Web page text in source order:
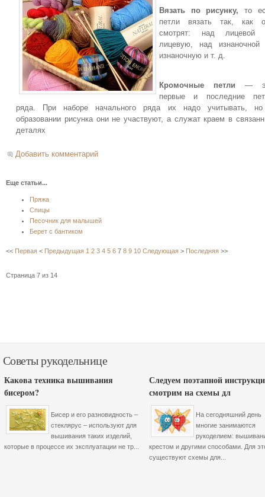
Вязать по рисунку, то
петли вязать так, как
смотрят: над
лицевую, над
изнаночную и т. д.
Кромочные петли —
первые и последние
ряда. При наборе начального ряда их надо учитывать,
образовании рисунка они не участвуют, а служат краем в
деталях
Добавить комментарий
Еще статьи...
Пряжа
Спицы
Песочник для малышей
Берет с бантиком
<< Первая < Предыдущая 1 2 3 4 5 6 7 8 9 10 Следующая > Последняя >>
Страница 7 из 14
Советы рукодельнице
Какова техника вышивания
бисером?
Бисер и его разновидность –
стеклярус – используют для
вышивания таких изделий,
которые в процессе их эксплуатации не тр...
Следуем поэтапной
смотрим на схемы дл
На сегодняшний день
многие занимаются
рукоделием:
крестом и другими способами. Для
существуют схемы для...